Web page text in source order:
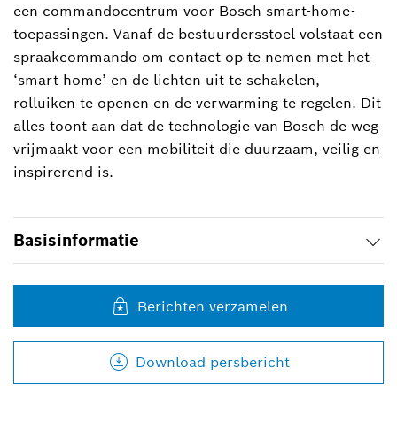
een commandocentrum voor Bosch smart-home-
toepassingen. Vanaf de bestuurdersstoel volstaat een
spraakcommando om contact op te nemen met het
‘smart home’ en de lichten uit te schakelen,
rolluiken te openen en de verwarming te regelen. Dit
alles toont aan dat de technologie van Bosch de weg
vrijmaakt voor een mobiliteit die duurzaam, veilig en
inspirerend is.
Basisinformatie
Berichten verzamelen
Download persbericht